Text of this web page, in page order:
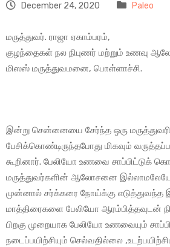
December 24, 2020 Paleo
மருத்துவர். ராஜா ஏகாம்பரம்,
குழந்தைகள் நல நிபுணர் மற்றும் உணவு
மிஸஸ் மருத்துவமனை, பொள்ளாச்சி.
இன்று சென்னையை சேர்ந்த ஒரு
பேசிக்கொண்டிருந்தபோது மிகவும்
கூறினார். பேலியோ உணவை சாப்பிட்டுக்
மருத்துவர்களின் ஆலோசனை
முன்னால் சர்க்கரை நோய்க்கு எடுத்துவந்த
மாத்திரைகளை பேலியோ ஆரம்பித்தவுடன்
பிறகு முறையாக பேலியோ உணவையும்
நடைப்பயிற்சியும் செல்வதில்லை